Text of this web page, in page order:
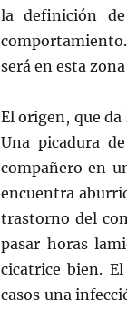
la definición
será en esta
El origen, que
Una picadura
compañero en
encuentra
trastorno del
pasar horas
cicatrice bien.
casos una